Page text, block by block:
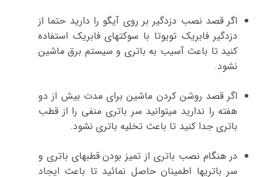
اگر قصد نصب دزدگیر بر روی آیگو را دارید حتما از
دزدگیر فابریک تویوتا با سوکتهای فابریک استفاده
کنید تا باعث آسیب به باتری و سیستم برق ماشین
نشود.
اگر قصد روشن کردن ماشین برای مدت بیش از دو
هفته را ندارید میتوانید سر باتری منفی را از قطب
باتری جدا کنید تا باعث تخلیه باتری نشود.
در هنگام نصب باتری از تمیز بودن قطبهای باتری و
سر باتریها اطمینان حاصل نمائید تا باعث ایجاد